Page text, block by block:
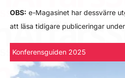
OBS: e-Magasinet har dessvärre
att läsa tidigare publiceringar under
Konferensguiden 2025